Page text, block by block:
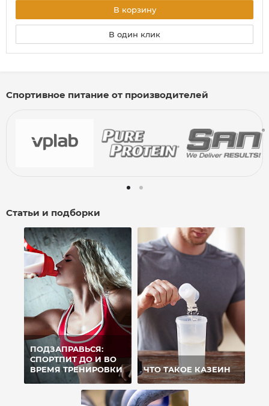
В корзину
В один клик
Спортивное питание от производителей
Статьи и подборки
ПОДЗАПРАВЬСЯ:
СПОРТПИТ ДО И ВО
ВРЕМЯ ТРЕНИРОВКИ
ЧТО ТАКОЕ КАЗЕИН